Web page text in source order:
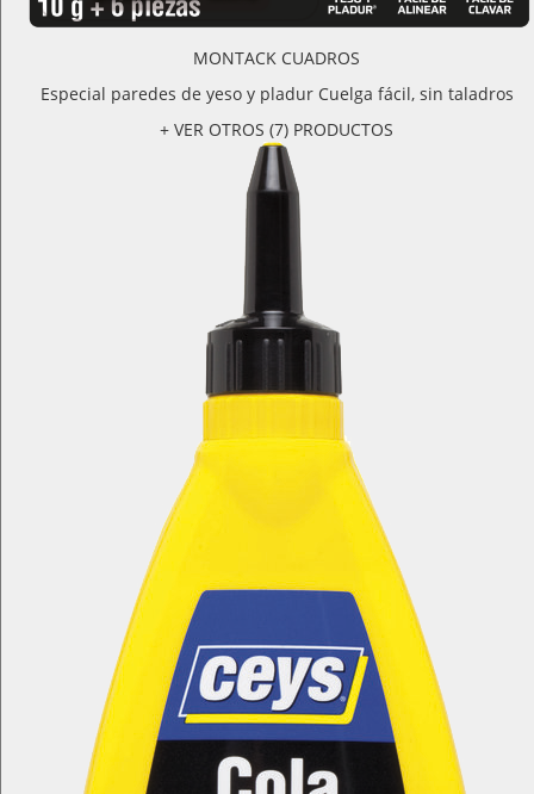
MONTACK CUADROS
Especial paredes de yeso y pladur Cuelga fácil, sin taladros
+ VER OTROS (7) PRODUCTOS